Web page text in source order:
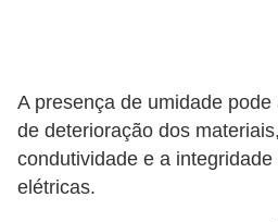
A presença de umidade
de deterioração dos
condutividade e a
elétricas.
a
ã